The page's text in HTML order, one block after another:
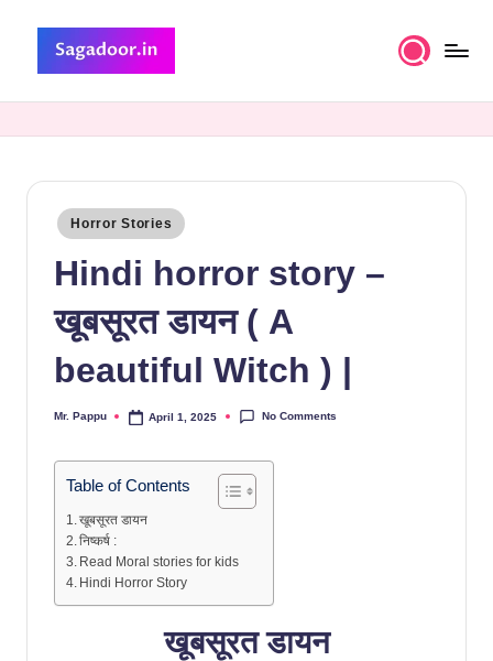
content
o
Collection
Posted
in
Horror Stories
Hindi horror story –
खूबसूरत डायन ( A
beautiful Witch ) |
Posted
Mr. Pappu April 1, 2025 No Comments
Table of Contents
खूबसूरत डायन
निष्कर्ष :
Read Moral stories for kids
Hindi Horror Story
खूबसूरत डायन